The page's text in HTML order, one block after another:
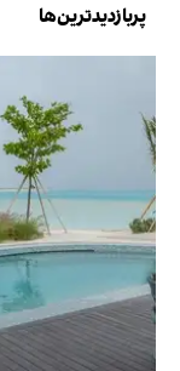
پربازدیدترین‌ها